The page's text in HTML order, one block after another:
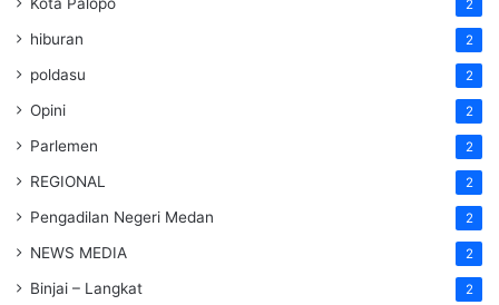
2
hiburan 2
poldasu 2
Opini 2
Parlemen 2
REGIONAL 2
Pengadilan Negeri Medan 2
NEWS MEDIA 2
Binjai – Langkat 2